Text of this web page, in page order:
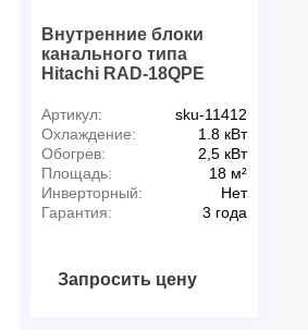
Внутренние блоки
канального типа
Hitachi RAD-18QPE
Артикул:
sku-11412
Охлаждение:
1.8 кВт
Обогрев:
2,5 кВт
Площадь:
18 м²
Инверторный:
Нет
Гарантия:
3 года
Запросить цену